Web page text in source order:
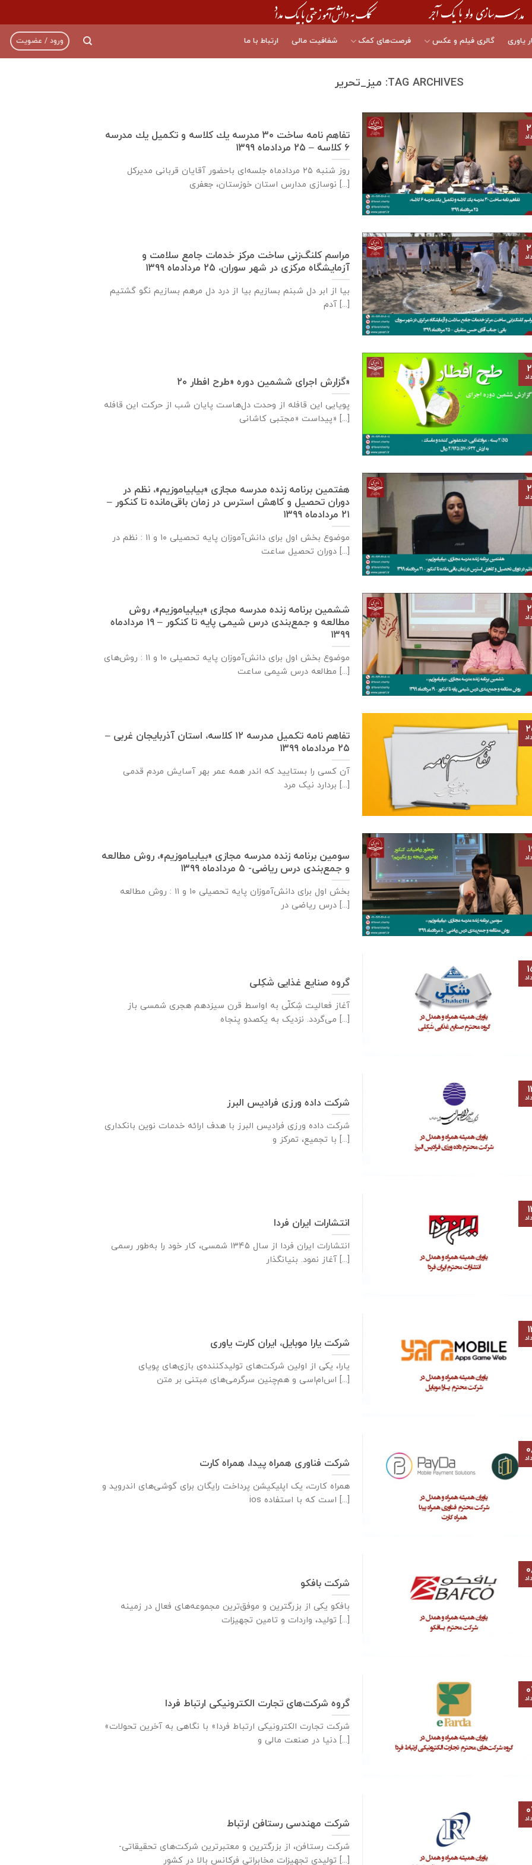
یاوری گالری فیلم و عکس فرصت‌های کمک شفافیت مالی ارتباط با ما ورود / عضویت
TAG ARCHIVES: میز_تحریر
تفاهم نامه ساخت ٣٠ مدرسه يك كلاسه و تكميل يك مدرسه
٦ كلاسه – ۲۵ مردادماه ۱۳۹۹
نوسازی مدارس استان خوزستان، جعفری [...]
مراسم کلنگ‌زنی ساخت مرکز خدمات جامع سلامت و
آزمایشگاه مرکزی در شهر سوران، ۲۵ مردادماه ۱۳۹۹
بیا از ابر دل شبنم بسازیم بیا از درد دل مرهم بسازیم نگو گشتیم
آدم [...]
گزارش اجرای ششمین دوره «طرح افطار ۲۰»
پویایی این قافله از وحدت دل‌هاست پایان شب از حرکت این قافله
پیداست «مجتبی کاشانی» [...]
هفتمین برنامه زنده مدرسه مجازی «بیابیاموزیم»، نظم در
دوران تحصیل و کاهش استرس در زمان باقی‌مانده تا کنکور –
۲۱ مردادماه ۱۳۹۹
موضوع بخش اول برای دانش‌آموزان پایه تحصیلی ۱۰ و ۱۱ : نظم در
دوران تحصیل ساعت [...]
ششمین برنامه زنده مدرسه مجازی «بیابیاموزیم»، روش
مطالعه و جمع‌بندی درس شیمی پایه تا کنکور – ۱۹ مردادماه
۱۳۹۹
موضوع بخش اول برای دانش‌آموزان پایه تحصیلی ۱۰ و ۱۱ : روش‌های
مطالعه درس شیمی ساعت [...]
تفاهم نامه تكميل مدرسه ۱۲ كلاسه، استان آذربايجان غربی –
۲۵ مردادماه ۱۳۹۹
آن کسی را بستایید که اندر همه عمر بهر آسایش مردم قدمی
بردارد نیک مرد [...]
سومین برنامه زنده مدرسه مجازی «بیابیاموزیم»، روش مطالعه
و جمع‌بندی درس ریاضی- ۵ مردادماه ۱۳۹۹
بخش اول برای دانش‌آموزان پایه تحصیلی ۱۰ و ۱۱ : روش مطالعه
درس ریاضی در [...]
گروه صنایع غذایی شَکِلی
آغاز فعالیت شِکلّی به اواسط قرن سیزدهم هجری شمسی باز
می‌گردد. نزدیک به یکصدو پنجاه [...]
شرکت داده ورزی فرادیس البرز
شرکت داده ‌ورزی فرادیس البرز با هدف ارائه خدمات نوین بانکداری
با تجمیع، تمرکز و [...]
انتشارات ایران فردا
انتشارات ایران‌ فردا از سال ۱۳۴۵ شمسی، کار خود را به‌طور رسمی
آغاز نمود. بنیانگذار [...]
شرکت یارا موبایل، ایران کارت یاوری
یارا، یکی از اولین شرکت‌های تولیدکننده‌ی بازی‌های پویای
اس‌ام‌اسی و هم‌چنین سرگرمی‌های مبتنی بر متن [...]
شرکت فناوری همراه پیدا، همراه کارت
همراه کارت، یک اپلیکیشن پرداخت رایگان برای گوشی‌های اندروید و
ios است که با استفاده [...]
شرکت بافکو
بافکو یکی از بزرگترین و موفق‌ترین مجموعه‌های فعال در زمینه
تولید، واردات و تامین تجهیزات [...]
گروه شرکت‌های تجارت الکترونیکی ارتباط فردا
«شرکت تجارت الکترونیکی ارتباط فردا» با نگاهی به آخرین تحولات
دنیا در صنعت مالی و [...]
شرکت مهندسی رستافن ارتباط
شرکت رستافن، از بزرگترين و معتبرترين شركت‌های تحقیقاتی-
توليدی تجهيزات مخابراتی فركانس بالا در كشور [...]